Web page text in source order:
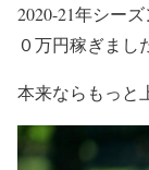
2020-21年シー
０万円稼ぎまし
本来ならもっと